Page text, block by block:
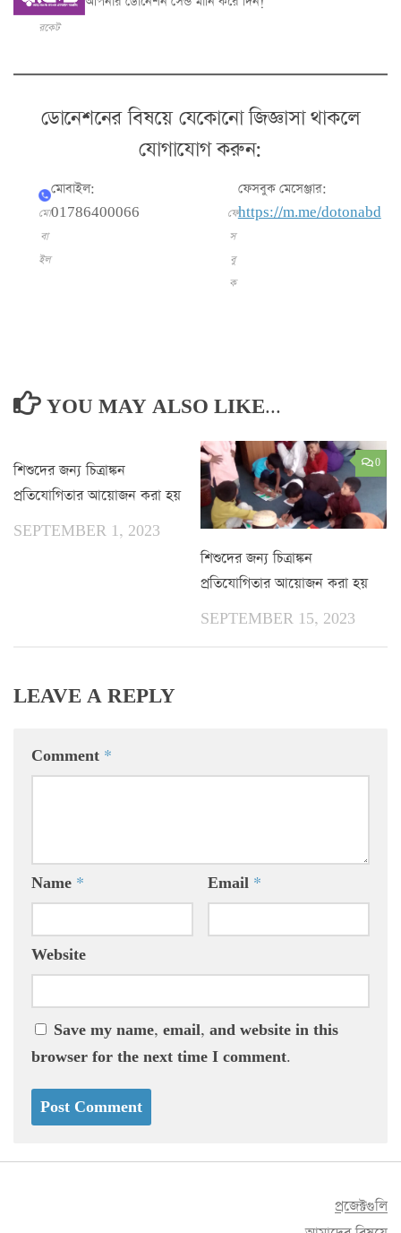
রকেট
ডোনেশনের বিষয়ে যেকোনো জিজ্ঞাসা থাকলে
যোগাযোগ করুন:
মো
বা
ইল
মোবাইল:
01786400066
ফে
স
বু
ক
ফেসবুক মেসেঞ্জার:
https://m.me/dotonabd
YOU MAY ALSO LIKE...
শিশুদের জন্য চিত্রাঙ্কন
প্রতিযোগিতার আয়োজন করা হয়
SEPTEMBER 1, 2023
0
শিশুদের জন্য চিত্রাঙ্কন
প্রতিযোগিতার আয়োজন করা হয়
SEPTEMBER 15, 2023
LEAVE A REPLY
Comment *
Name * Email *
Website
Save my name, email, and website in this
browser for the next time I comment.
প্রজেক্টগুলি